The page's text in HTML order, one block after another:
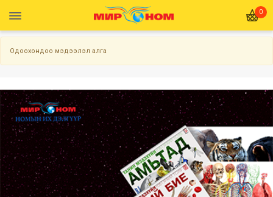
0
Одоохондоо мэдээлэл алга